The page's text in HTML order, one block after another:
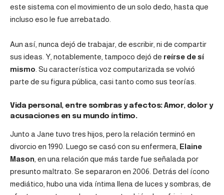
este sistema con el movimiento de un solo dedo, hasta que
incluso eso le fue arrebatado.
Aun así, nunca dejó de trabajar, de escribir, ni de compartir
sus ideas. Y, notablemente, tampoco dejó de reírse de sí
mismo . Su característica voz computarizada se volvió
parte de su figura pública, casi tanto como sus teorías.
Vida personal, entre sombras y afectos:Amor, dolor y
acusaciones en su mundo íntimo.
Junto a Jane tuvo tres hijos, pero la relación terminó en
divorcio en 1990. Luego se casó con su enfermera, Elaine
Mason , en una relación que más tarde fue señalada por
presunto maltrato . Se separaron en 2006. Detrás del ícono
mediático, hubo una vida íntima llena de luces y sombras, de